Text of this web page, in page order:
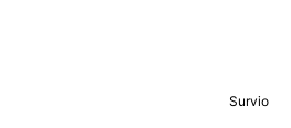
Survio